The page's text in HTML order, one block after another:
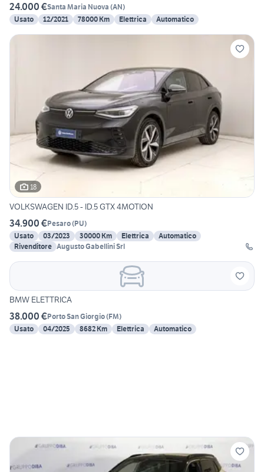
24.000 €Santa Maria Nuova (AN)
Usato
12/2021 78000 Km Elettrica Automatico
18
VOLKSWAGEN ID.5 - ID.5 GTX 4MOTION
34.900 €Pesaro(PU)
Usato
03/2023 30000 Km Elettrica
Automatico
Rivenditore Augusto Gabellini Srl
BMW ELETTRICA
38.000 €Porto San Giorgio(FM)
Usato
04/2025 8682 Km Elettrica Automatico